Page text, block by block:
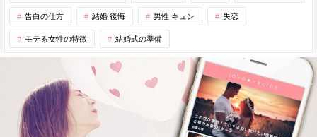
告白の仕方 結婚 後悔 男性 キュン 失恋
モテる女性の特徴 結婚式の準備